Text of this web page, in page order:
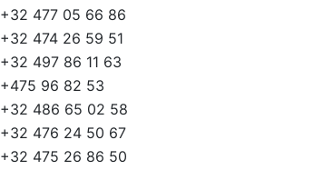
+32 477 05 66 86
+32 474 26 59 51
+32 497 86 11 63
+475 96 82 53
+32 486 65 02 58
+32 476 24 50 67
+32 475 26 86 50